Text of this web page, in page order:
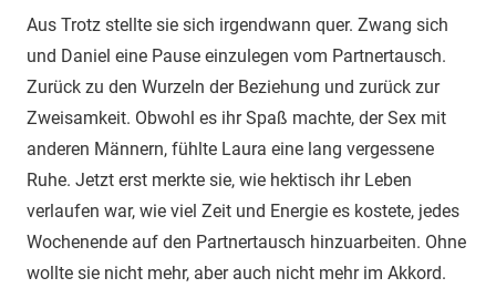
Aus Trotz stellte sie sich irgendwann quer. Zwang sich
und Daniel eine Pause einzulegen vom Partnertausch.
Zurück zu den Wurzeln der Beziehung und zurück zur
Zweisamkeit. Obwohl es ihr Spaß machte, der Sex mit
anderen Männern, fühlte Laura eine lang vergessene
Ruhe. Jetzt erst merkte sie, wie hektisch ihr Leben
verlaufen war, wie viel Zeit und Energie es kostete, jedes
Wochenende auf den Partnertausch hinzuarbeiten. Ohne
wollte sie nicht mehr, aber auch nicht mehr im Akkord.